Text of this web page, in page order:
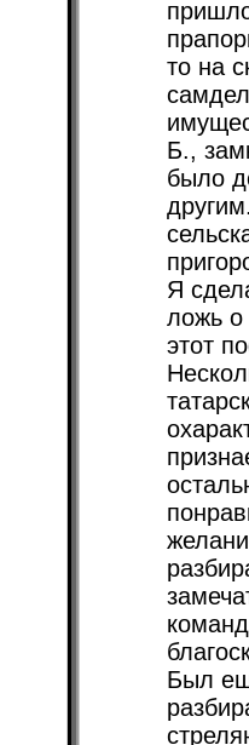
то на
Б.,
было
Я
ложь о
этот
Был